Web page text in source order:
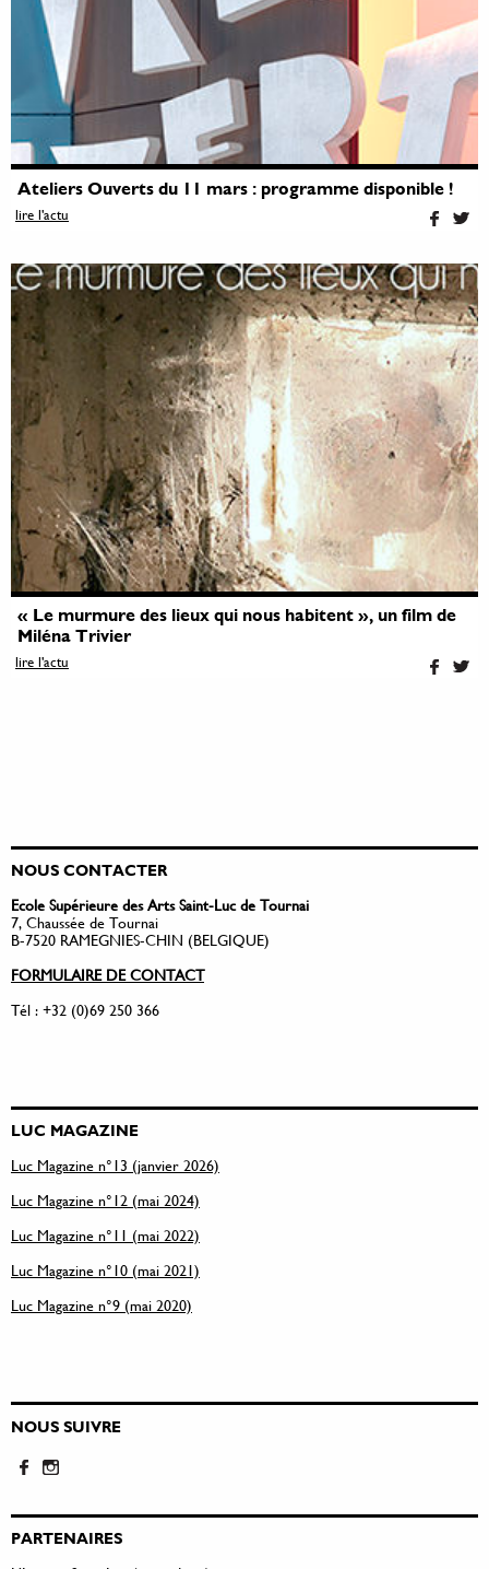
Ateliers Ouverts du 11 mars : programme disponible !
lire l'actu
« Le murmure des lieux qui nous habitent », un film de
Miléna Trivier
lire l'actu
NOUS CONTACTER
Ecole Supérieure des Arts Saint-Luc de Tournai
7, Chaussée de Tournai
B-7520 RAMEGNIES-CHIN (BELGIQUE)
FORMULAIRE DE CONTACT
Tél : +32 (0)69 250 366
LUC MAGAZINE
Luc Magazine n°13 (janvier 2026)
Luc Magazine n°12 (mai 2024)
Luc Magazine n°11 (mai 2022)
Luc Magazine n°10 (mai 2021)
Luc Magazine n°9 (mai 2020)
NOUS SUIVRE
PARTENAIRES